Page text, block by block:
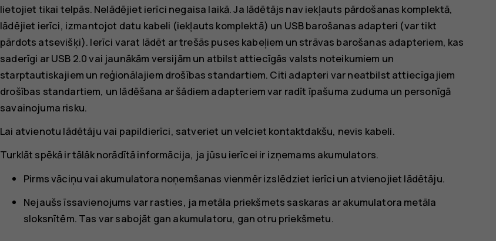
lietojiet tikai telpās. Nelādējiet ierīci negaisa laikā. Ja lādētājs nav iekļauts pārdošanas komplektā,
lādējiet ierīci, izmantojot datu kabeli (iekļauts komplektā) un USB barošanas adapteri (var tikt
pārdots atsevišķi). Ierīci varat lādēt ar trešās puses kabeļiem un strāvas barošanas adapteriem, kas
saderīgi ar USB 2.0 vai jaunākām versijām un atbilst attiecīgās valsts noteikumiem un
starptautiskajiem un reģionālajiem drošības standartiem. Citi adapteri var neatbilst attiecīgajiem
drošības standartiem, un lādēšana ar šādiem adapteriem var radīt īpašuma zuduma un personīgā
savainojuma risku.
Lai atvienotu lādētāju vai papildierīci, satveriet un velciet kontaktdakšu, nevis kabeli.
Turklāt spēkā ir tālāk norādītā informācija, ja jūsu ierīcei ir izņemams akumulators.
Pirms vāciņu vai akumulatora noņemšanas vienmēr izslēdziet ierīci un atvienojiet lādētāju.
Nejaušs īssavienojums var rasties, ja metāla priekšmets saskaras ar akumulatora metāla
sloksnītēm. Tas var sabojāt gan akumulatoru, gan otru priekšmetu.